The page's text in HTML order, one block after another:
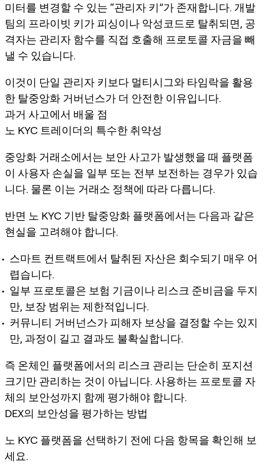
미터를 변경할 수 있는 “관리자 키”가 존재합니다. 개발
팀의 프라이빗 키가 피싱이나 악성코드로 탈취되면, 공
격자는 관리자 함수를 직접 호출해 프로토콜 자금을 빼
낼 수 있습니다.
이것이 단일 관리자 키보다 멀티시그와 타임락을 활용
한 탈중앙화 거버넌스가 더 안전한 이유입니다.
과거 사고에서 배울 점
노 KYC 트레이더의 특수한 취약성
중앙화 거래소에서는 보안 사고가 발생했을 때 플랫폼
이 사용자 손실을 일부 또는 전부 보전하는 경우가 있습
니다. 물론 이는 거래소 정책에 따라 다릅니다.
반면 노 KYC 기반 탈중앙화 플랫폼에서는 다음과 같은
현실을 고려해야 합니다.
스마트 컨트랙트에서 탈취된 자산은 회수되기 매우 어
렵습니다.
일부 프로토콜은 보험 기금이나 리스크 준비금을 두지
만, 보장 범위는 제한적입니다.
커뮤니티 거버넌스가 피해자 보상을 결정할 수는 있지
만, 과정이 길고 결과도 불확실합니다.
즉 온체인 플랫폼에서의 리스크 관리는 단순히 포지션
크기만 관리하는 것이 아닙니다. 사용하는 프로토콜 자
체의 보안성까지 함께 평가해야 합니다.
DEX의 보안성을 평가하는 방법
노 KYC 플랫폼을 선택하기 전에 다음 항목을 확인해 보
세요.